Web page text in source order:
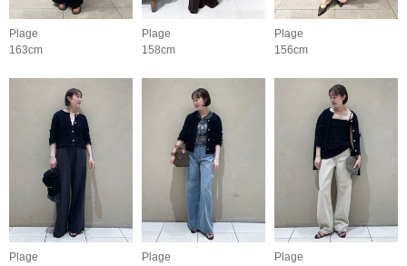
Plage
163cm
Plage
158cm
Plage
156cm
Plage
Plage
Plage